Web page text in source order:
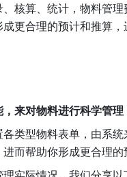
、核算、统计，物料管
更合理的预计和推算
来对物料进行科学管理
类型物料表单，由系
而帮助你形成更合理的